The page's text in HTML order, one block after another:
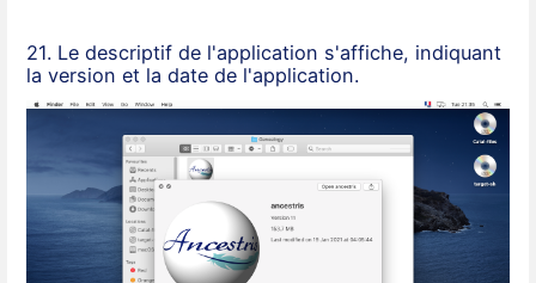
21. Le descriptif de l'application s'affiche, indiquant
la version et la date de l'application.